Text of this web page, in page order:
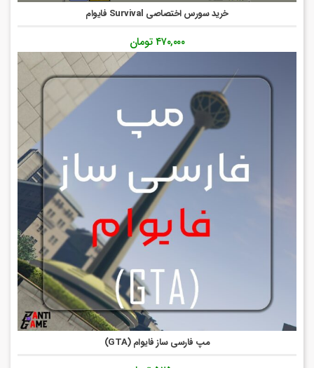
خرید سورس اختصاصی Survival فایوام
۴۷۰,۰۰۰تومان
مپ فارسی ساز فایوام (GTA)